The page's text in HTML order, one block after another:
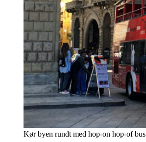
Kør byen rundt med hop-on hop-of bus